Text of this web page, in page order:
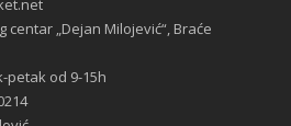
„Dejan Milojević“, Braće
petak od 9-15h